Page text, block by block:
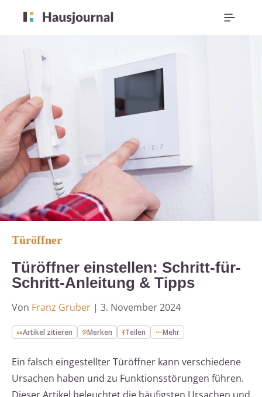
Türöffner
Türöffner einstellen: Schritt-für-
Schritt-Anleitung & Tipps
Von Franz Gruber | 3. November 2024
Artikel zitieren Merken Teilen Mehr
Ein falsch eingestellter Türöffner kann verschiedene
Ursachen haben und zu Funktionsstörungen führen.